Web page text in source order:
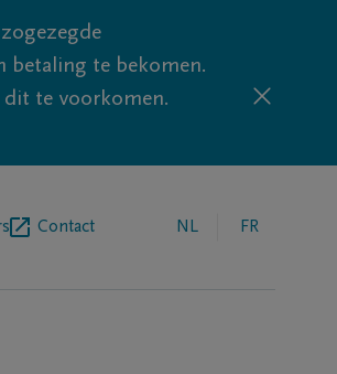
betaling te bekomen.
dit te voorkomen.
Contact NL FR